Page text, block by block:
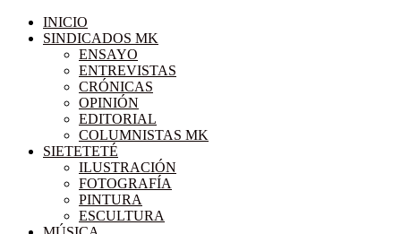
INICIO
SINDICADOS MK
ENSAYO
ENTREVISTAS
CRÓNICAS
OPINIÓN
EDITORIAL
COLUMNISTAS MK
SIETETETÉ
ILUSTRACIÓN
FOTOGRAFÍA
PINTURA
ESCULTURA